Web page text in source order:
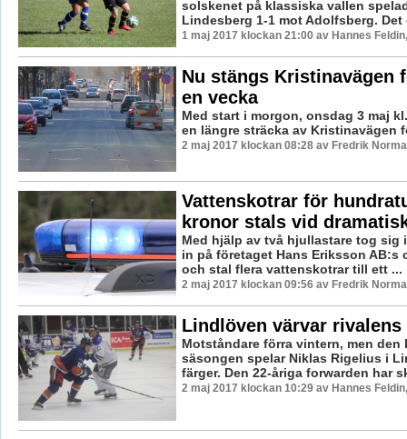
solskenet på klassiska vallen
Lindesberg 1-1 mot Adolfsberg.
1 maj 2017 klockan 21:00 av Hannes
Nu stängs Kristinavägen
en vecka
Med start i morgon, onsdag 3 maj
en längre sträcka av Kristinavägen
2 maj 2017 klockan 08:28 av Fredrik
Vattenskotrar för
kronor stals vid
Med hjälp av två hjullastare tog sig
in på företaget Hans Eriksson AB:s
och stal flera vattenskotrar till ett ...
2 maj 2017 klockan 09:56 av Fredrik
Lindlöven värvar
Motståndare förra vintern, men den
säsongen spelar Niklas Rigelius i
färger. Den 22-åriga forwarden har
2 maj 2017 klockan 10:29 av Hannes